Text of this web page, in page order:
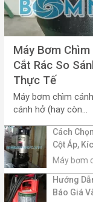
Máy Bơm
Cắt Rác So
Thực Tế
Máy bơm chìm
cánh hở (hay còn...
Cách
Cột Áp,
Máy bơm
Hướng
Báo Giá